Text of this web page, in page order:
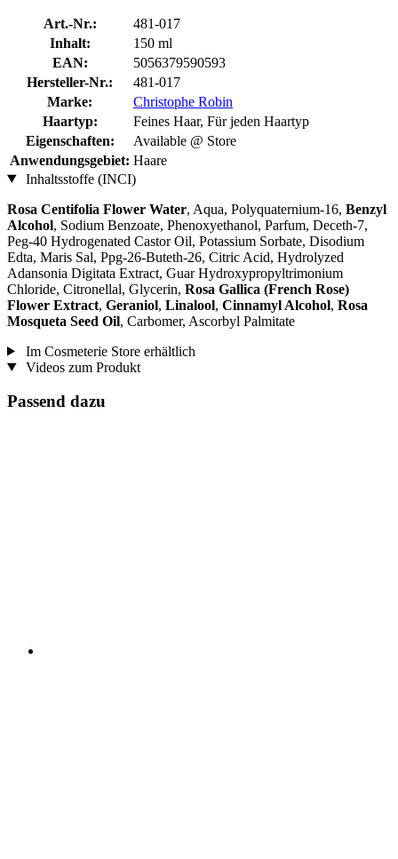
Art.-Nr.:
481-017
Inhalt:
150 ml
EAN:
5056379590593
Hersteller-Nr.:
481-017
Marke:
Christophe Robin
Haartyp:
Feines Haar, Für jeden Haartyp
Eigenschaften:
Available @ Store
Anwendungsgebiet: Haare
Inhaltsstoffe (INCI)
Rosa Centifolia Flower Water, Aqua, Polyquaternium-16, Benzyl
Alcohol, Sodium Benzoate, Phenoxyethanol, Parfum, Deceth-7,
Peg-40 Hydrogenated Castor Oil, Potassium Sorbate, Disodium
Edta, Maris Sal, Ppg-26-Buteth-26, Citric Acid, Hydrolyzed
Adansonia Digitata Extract, Guar Hydroxypropyltrimonium
Chloride, Citronellal, Glycerin, Rosa Gallica (French Rose)
Flower Extract, Geraniol, Linalool, Cinnamyl Alcohol, Rosa
Mosqueta Seed Oil, Carbomer, Ascorbyl Palmitate
Im Cosmeterie Store erhältlich
Videos zum Produkt
Passend dazu